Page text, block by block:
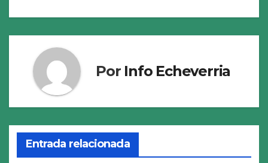
Por Info Echeverria
Entrada relacionada